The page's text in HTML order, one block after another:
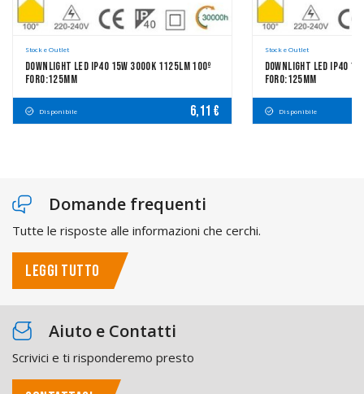
Stock e Outlet
Downlight LED IP40 15W 3000K 1125LM 100º
FORO:125mm
Disponibile 6,11 €
Stock e Outlet
Downlight LED IP40
FORO:125mm
Disponibile
Domande frequenti
Tutte le risposte alle informazioni che cerchi.
LEGGI TUTTO
Aiuto e Contatti
Scrivici e ti risponderemo presto